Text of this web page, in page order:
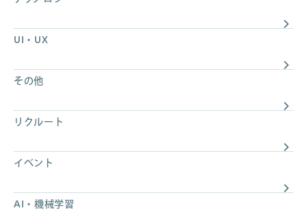
UI・UX
その他
リクルート
イベント
AI・機械学習